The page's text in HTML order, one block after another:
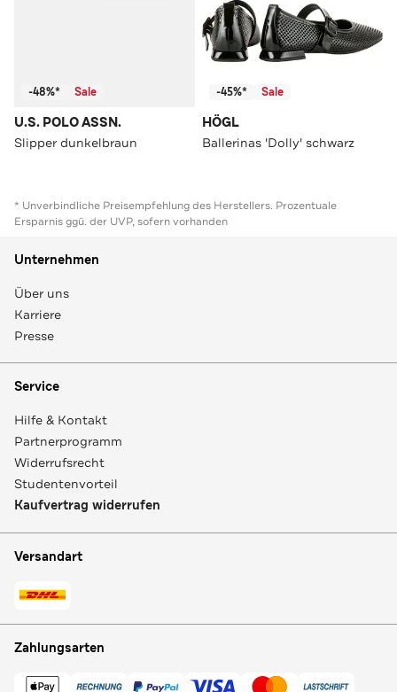
-48%* Sale
U.S. POLO ASSN.
Slipper dunkelbraun
-45%* Sale
HÖGL
Ballerinas 'Dolly' schwarz
* Unverbindliche Preisempfehlung des Herstellers. Prozentuale
Ersparnis ggü. der UVP, sofern vorhanden
Unternehmen
Über uns
Karriere
Presse
Service
Hilfe & Kontakt
Partnerprogramm
Widerrufsrecht
Studentenvorteil
Kaufvertrag widerrufen
Versandart
Zahlungsarten